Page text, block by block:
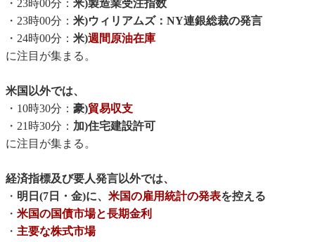
・23時00分： 米)製造業受注指数
・23時00分： 米)ウィリアムズ：NY連銀総裁の発言
・24時00分： 米)週間原油在庫
に注目が集まる。
米国以外では、
・10時30分： 豪)貿易収支
・21時30分： 加)住宅建設許可
に注目が集まる。
経済指標及び要人発言以外では、
・ 明日(7日・金)に、 米国の雇用統計の発表を控える
・ 米国の国債市場と長期金利
・ 主要な株式市場